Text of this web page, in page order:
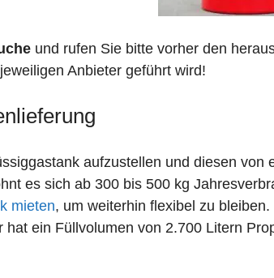
und rufen Sie bitte vorher den
Anbieter geführt wird!
aufzustellen und diesen von
es sich ab 300 bis 500 kg
mieten, um weiterhin flexibel zu
ein Füllvolumen von 2.700 Litern